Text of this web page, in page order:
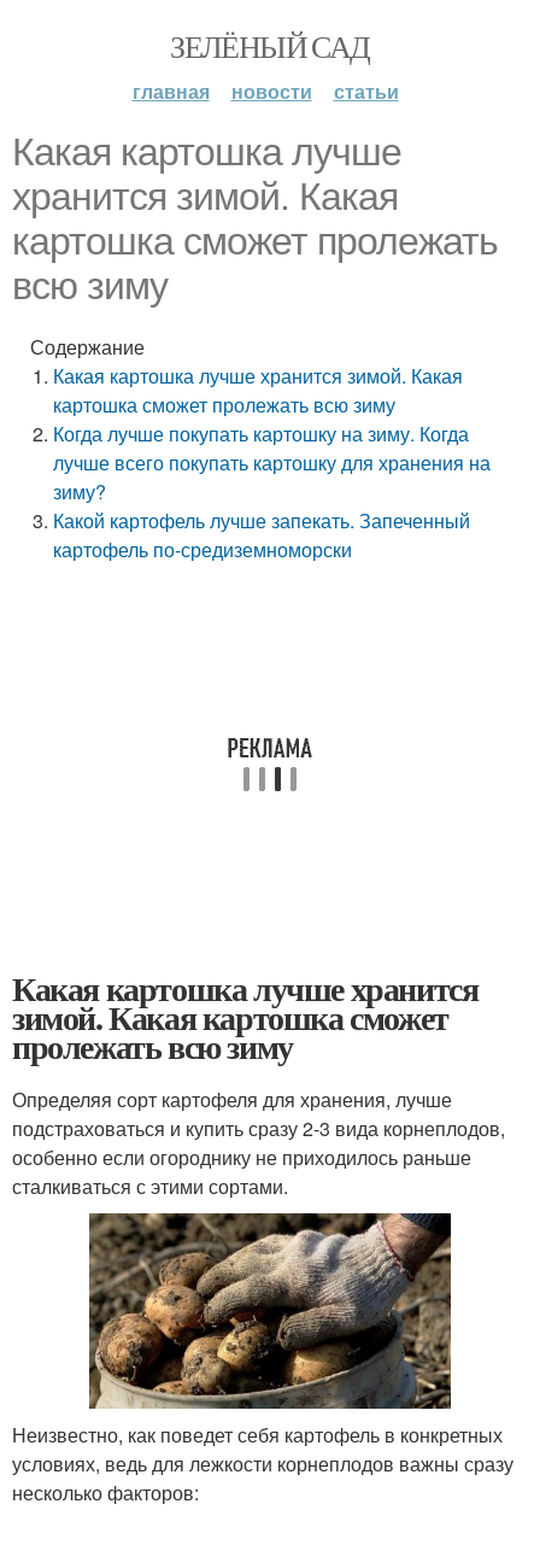
ЗЕЛЁНЫЙ САД
главная новости статьи
Какая картошка лучше
хранится зимой. Какая
картошка сможет пролежать
всю зиму
Содержание
Какая картошка лучше хранится зимой. Какая
картошка сможет пролежать всю зиму
Когда лучше покупать картошку на зиму. Когда
лучше всего покупать картошку для хранения на
зиму?
Какой картофель лучше запекать. Запеченный
картофель по-средиземноморски
Какая картошка лучше хранится
зимой. Какая картошка сможет
пролежать всю зиму
Определяя сорт картофеля для хранения, лучше
подстраховаться и купить сразу 2-3 вида корнеплодов,
особенно если огороднику не приходилось раньше
сталкиваться с этими сортами.
Неизвестно, как поведет себя картофель в конкретных
условиях, ведь для лежкости корнеплодов важны сразу
несколько факторов: